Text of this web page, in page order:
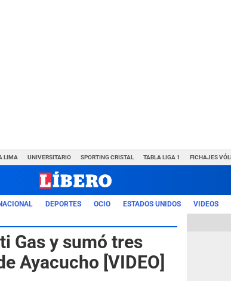
LIMA UNIVERSITARIO SPORTING CRISTAL TABLA LIGA 1 FICHAJES
DEPORTES OCIO ESTADOS UNIDOS VIDEOS
Gas y sumó tres
Ayacucho [VIDEO]